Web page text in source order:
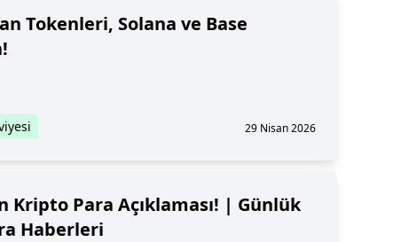
Tokenleri, Solana ve Base
29 Nisan 2026
Kripto Para Açıklaması! | Günlük
Haberleri